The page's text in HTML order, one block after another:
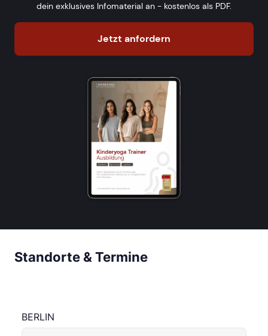
dein exklusives Infomaterial an - kostenlos als PDF.
Jetzt anfordern
Standorte & Termine
BERLIN